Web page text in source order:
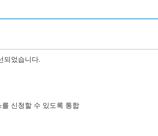
되었습니다.
신청할 수 있도록 통합